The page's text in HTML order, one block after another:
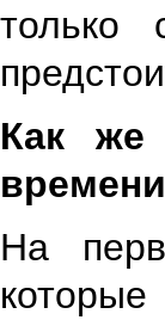
только
Как же
На